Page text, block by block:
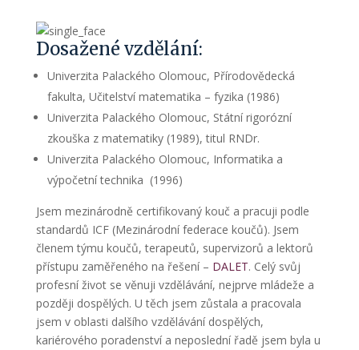
Dosažené vzdělání:
Univerzita Palackého Olomouc, Přírodovědecká
fakulta, Učitelství matematika – fyzika (1986)
Univerzita Palackého Olomouc, Státní rigorózní
zkouška z matematiky (1989), titul RNDr.
Univerzita Palackého Olomouc, Informatika a
výpočetní technika (1996)
Jsem mezinárodně certifikovaný kouč a pracuji podle
standardů ICF (Mezinárodní federace koučů). Jsem
členem týmu koučů, terapeutů, supervizorů a lektorů
přístupu zaměřeného na řešení – DALET. Celý svůj
profesní život se věnuji vzdělávání, nejprve mládeže a
později dospělých. U těch jsem zůstala a pracovala
jsem v oblasti dalšího vzdělávání dospělých,
kariérového poradenství a neposlední řadě jsem byla u